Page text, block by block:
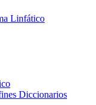
Linfático
Diccionarios